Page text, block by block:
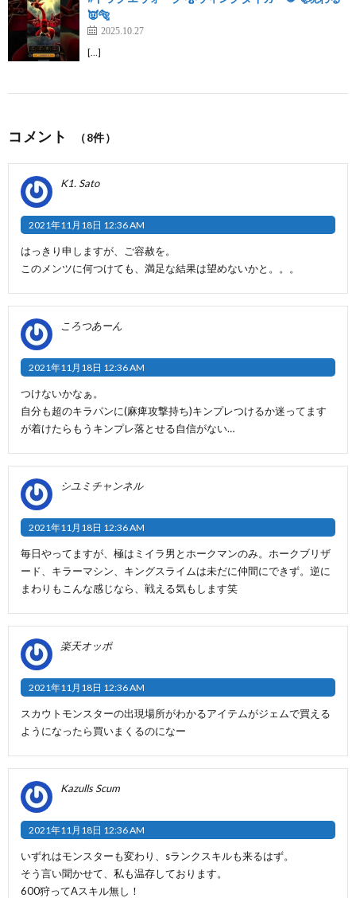
👿🐅
2025.10.27
[…]
コメント （8件）
K1. Sato
2021年11月18日 12:36 AM
はっきり申しますが、ご容赦を。
このメンツに何つけても、満足な結果は望めないかと。。。
ころつあーん
2021年11月18日 12:36 AM
つけないかなぁ。
自分も超のキラパンに(麻痺攻撃持ち)キンプレつけるか迷ってます
が着けたらもうキンプレ落とせる自信がない…
シユミチャンネル
2021年11月18日 12:36 AM
毎日やってますが、極はミイラ男とホークマンのみ。ホークブリザ
ード、キラーマシン、キングスライムは未だに仲間にできず。逆に
まわりもこんな感じなら、戦える気もします笑
楽天オッポ
2021年11月18日 12:36 AM
スカウトモンスターの出現場所がわかるアイテムがジェムで買える
ようになったら買いまくるのになー
Kazulls Scum
2021年11月18日 12:36 AM
いずれはモンスターも変わり、sランクスキルも来るはず。
そう言い聞かせて、私も温存しております。
600狩ってAスキル無し！